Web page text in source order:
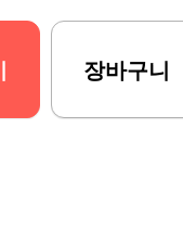
장바구니